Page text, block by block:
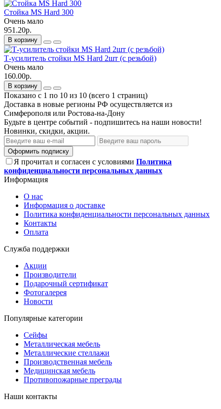
Стойка MS Hard 300
Очень мало
951.20р.
В корзину
Т-усилитель стойки MS Hard 2шт (с резьбой)
Очень мало
160.00р.
В корзину
Показано с 1 по 10 из 10 (всего 1 страниц)
Доставка в новые регионы РФ осуществляется из
Симферополя или Ростова-на-Дону
Будьте в центре событий - подпишитесь на наши новости!
Новинки, скидки, акции.
Оформить подписку
Я прочитал и согласен с условиями Политика
конфиденциальности персональных данных
Информация
О нас
Информация о доставке
Политика конфиденциальности персональных данных
Контакты
Оплата
Служба поддержки
Акции
Производители
Подарочный сертификат
Фотогалерея
Новости
Популярные категории
Сейфы
Металлическая мебель
Металлические стеллажи
Производственная мебель
Медицинская мебель
Противопожарные преграды
Наши контакты